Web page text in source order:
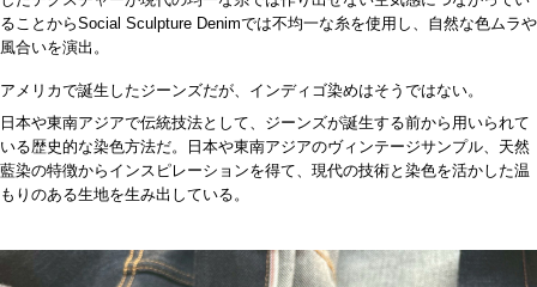
ることからSocial Sculpture Denimでは不均一な糸を使用し、自然な色ムラや
風合いを演出。
アメリカで誕生したジーンズだが、インディゴ染めはそうではない。
日本や東南アジアで伝統技法として、ジーンズが誕生する前から用いられて
いる歴史的な染色方法だ。日本や東南アジアのヴィンテージサンプル、天然
藍染の特徴からインスピレーションを得て、現代の技術と染色を活かした温
もりのある生地を生み出している。